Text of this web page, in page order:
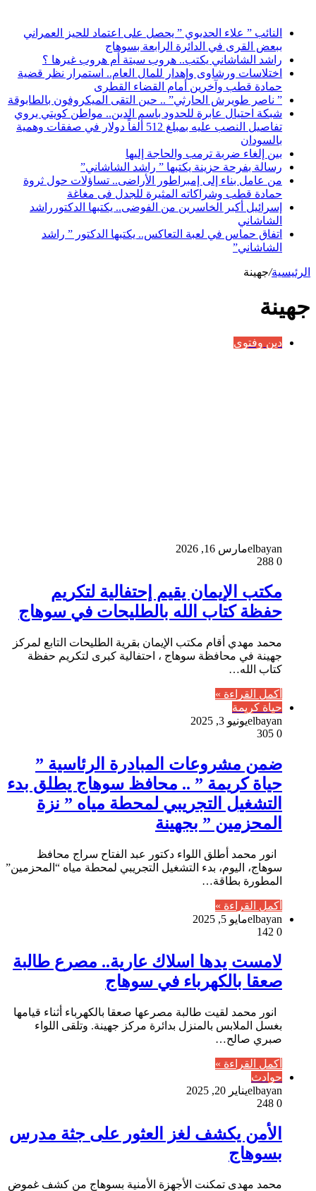
النائب ” علاء الحديوي ” يحصل على اعتماد للحيز العمراني
ببعض القرى في الدائرة الرابعة بسوهاج
راشد الشاشاني يكتب.. هروب سبتة أم هروب غيرها ؟
اختلاسات ورشاوى وإهدار للمال العام.. استمرار نظر قضية
حمادة قطب وآخرين أمام القضاء القطرى
” ناصر طويرش الحارثي” .. حين التقى الميكروفون بالطابوقة
شبكة احتيال عابرة للحدود باسم الدين.. مواطن كويتي يروي
تفاصيل النصب عليه بمبلغ 512 ألفاً دولار في صفقات وهمية
بالسودان
بين إلغاء ضربة ترمب والحاجة إليها
رسالة بفرحة حزينة يكتبها ” راشد الشاشاني”
من عامل بناء إلى إمبراطور الأراضى.. تساؤلات حول ثروة
حمادة قطب وشراكاته المثيرة للجدل فى مغاغة
إسرائيل أكبر الخاسرين من الفوضى.. يكتبها الدكتورراشد
الشاشاني
اتفاق حماس في لعبة التعاكس.. يكتبها الدكتور ” راشد
الشاشاني”
الرئيسية/جهينة
جهينة
دين وفتوى
elbayanمارس 16, 2026
0
مكتب الإيمان يقيم إحتفالية لتكريم
حفظة كتاب الله بالطليحات في سوهاج
محمد مهدي أقام مكتب الإيمان بقرية الطليحات التابع لمركز
جهينة في محافظة سوهاج ، احتفالية كبرى لتكريم حفظة
كتاب الله…
أكمل القراءة »
حياة كريمة
elbayanيونيو 3, 2025
0
ضمن مشروعات المبادرة الرئاسية ”
حياة كريمة ” .. محافظ سوهاج يطلق بدء
التشغيل التجريبي لمحطة مياه ” نزة
المحزمين ” بجهينة
انور محمد أطلق اللواء دكتور عبد الفتاح سراج محافظ
سوهاج، اليوم، بدء التشغيل التجريبي لمحطة مياه “المحزمين”
المطورة بطاقة…
أكمل القراءة »
elbayanمايو 5, 2025
0
لامست يدها اسلاك عارية.. مصرع طالبة
صعقا بالكهرباء في سوهاج
انور محمد لقيت طالبة مصرعها صعقا بالكهرباء أثناء قيامها
بغسل الملابس بالمنزل بدائرة مركز جهينة. وتلقى اللواء
صبري صالح…
أكمل القراءة »
حوادث
elbayanيناير 20, 2025
0
الأمن يكشف لغز العثور على جثة مدرس
بسوهاج
محمد مهدى تمكنت الأجهزة الأمنية بسوهاج من كشف غموض